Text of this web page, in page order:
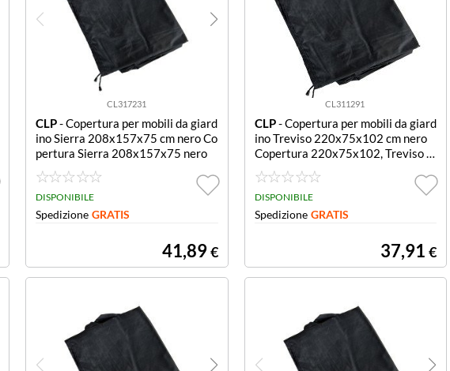
CL317231
CLP- Copertura per mobili da giard
ino Sierra 208x157x75 cm nero Co
pertura Sierra 208x157x75 nero
DISPONIBILE
Spedizione GRATIS
41,89€
CL311291
CLP- Copertura per mobili da giard
ino Treviso 220x75x102 cm nero
Copertura 220x75x102, Treviso n
ero
DISPONIBILE
Spedizione GRATIS
37,91 €